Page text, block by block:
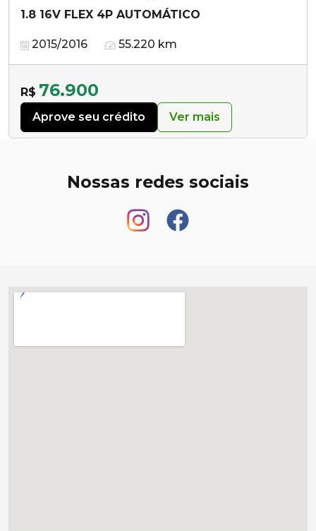
1.8 16V FLEX 4P AUTOMÁTICO
2015/2016 55.220 km
R$ 76.900
Aprove seu crédito Ver mais
Nossas redes sociais